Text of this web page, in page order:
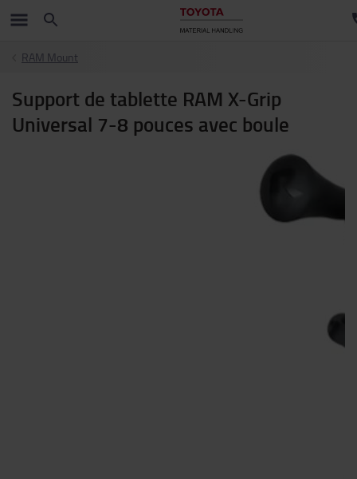
RAM Mount
Support de tablette RAM X-Grip
Universal 7-8 pouces avec boule